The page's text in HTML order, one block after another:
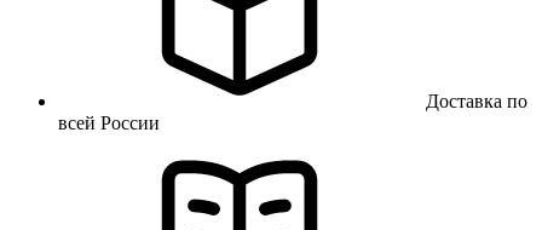
Доставка по
всей России